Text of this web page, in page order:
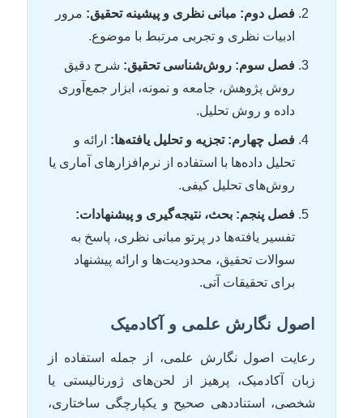
فصل دوم: مبانی نظری و پیشینه تحقیق: مرور
ادبیات نظری و تجربی مرتبط با موضوع.
فصل سوم: روش‌شناسی تحقیق: شرح دقیق
روش پژوهش، جامعه و نمونه، ابزار جمع‌آوری
داده و روش تحلیل.
فصل چهارم: تجزیه و تحلیل یافته‌ها: ارائه و
تحلیل داده‌ها با استفاده از نرم‌افزارهای آماری یا
روش‌های تحلیل کیفی.
فصل پنجم: بحث، نتیجه‌گیری و پیشنهادات:
تفسیر یافته‌ها در پرتو مبانی نظری، پاسخ به
سوالات تحقیق، محدودیت‌ها و ارائه پیشنهاد
برای تحقیقات آتی.
اصول نگارش علمی و آکادمیک
رعایت اصول نگارش علمی، از جمله استفاده از
زبان آکادمیک، پرهیز از لحن‌های ژورنالیستی یا
شخصی، استناددهی صحیح و یکپارچگی ساختاری،